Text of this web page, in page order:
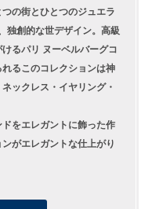
の街とひとつのジュエラ
独創的な世デザイン。高級
るパリ ヌーベルバーグコ
るこのコレクションは神
ックレス・イヤリング・
をエレガントに飾った作
がエレガントな仕上がり